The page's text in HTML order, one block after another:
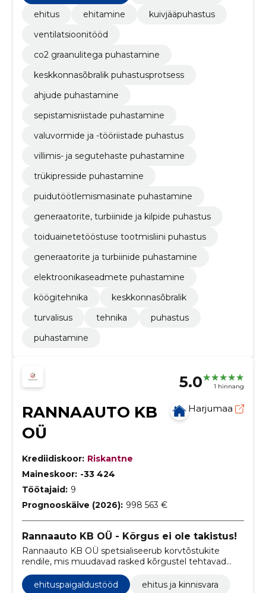
ehitus
ehitamine
kuivjääpuhastus
ventilatsioonitööd
co2 graanulitega puhastamine
keskkonnasõbralik puhastusprotsess
ahjude puhastamine
sepistamisriistade puhastamine
valuvormide ja -tööriistade puhastus
villimis- ja segutehaste puhastamine
trükipresside puhastamine
puidutöötlemismasinate puhastamine
generaatorite, turbiinide ja kilpide puhastus
toiduainetetööstuse tootmisliini puhastus
generaatorite ja turbiinide puhastamine
elektroonikaseadmete puhastamine
köögitehnika
keskkonnasõbralik
turvalisus
tehnika
puhastus
puhastamine
5.0 1 hinnang
RANNAAUTO KB
OÜ
Harjumaa
Krediidiskoor: Riskantne
Maineskoor: -33 424
Töötajaid: 9
Prognooskäive (2026): 998 563 €
Rannaauto KB OÜ - Kõrgus ei ole takistus!
Rannaauto KB OÜ spetsialiseerub korvtõstukite
rendile, mis muudavad rasked kõrgustel tehtavad
tööd lihtsaks ja ohutuks.
ehituspaigaldustööd
ehitus ja kinnisvara